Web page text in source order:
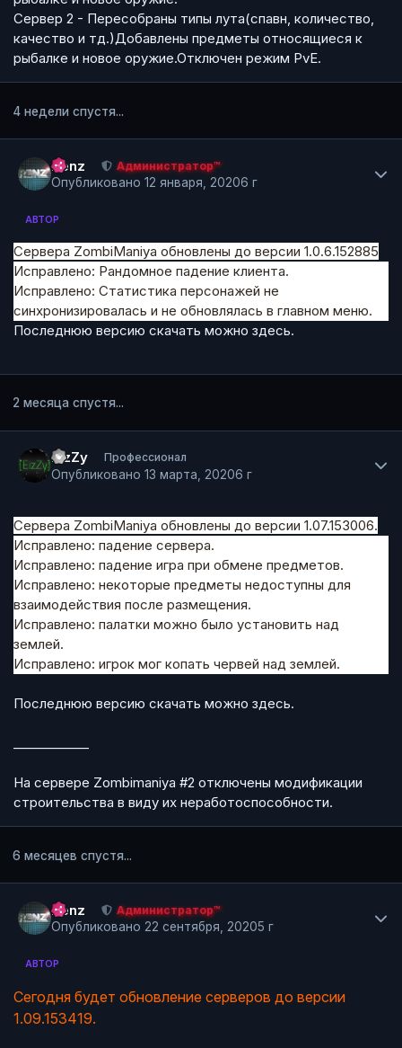
Сервер 2 - Пересобраны типы лута(спавн, количество,
качество и тд.)Добавлены предметы относящиеся к
рыбалке и новое оружие.Отключен режим PvE.
4 недели спустя...
Renz Администратор™
Опубликовано 12 января, 20206 г
АВТОР
Сервера ZombiManiya обновлены до версии 1.0.6.152885
Исправлено: Рандомное падение клиента.
Исправлено: Статистика персонажей не
синхронизировалась и не обновлялась в главном меню.
Последнюю версию скачать можно здесь.
2 месяца спустя...
EizZy Профессионал
Опубликовано 13 марта, 20206 г
Сервера ZombiManiya обновлены до версии 1.07.153006.
Исправлено: падение сервера.
Исправлено: падение игра при обмене предметов.
Исправлено: некоторые предметы недоступны для
взаимодействия после размещения.
Исправлено: палатки можно было установить над
землей.
Исправлено: игрок мог копать червей над землей.
Последнюю версию скачать можно здесь.
На сервере Zombimaniya #2 отключены модификации
строительства в виду их неработоспособности.
6 месяцев спустя...
Renz Администратор™
Опубликовано 22 сентября, 20205 г
АВТОР
Сегодня будет обновление серверов до версии
1.09.153419.